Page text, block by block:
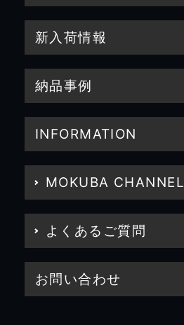
新入荷情報
納品事例
INFORMATION
MOKUBA CHANNEL
よくあるご質問
お問い合わせ